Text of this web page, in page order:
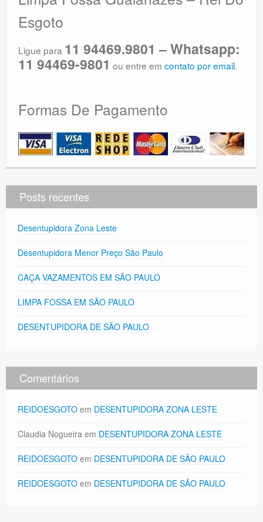
Esgoto
Ligue para 11 94469.9801 – Whatsapp:
11 94469-9801 ou entre em contato por email.
Formas De Pagamento
Posts recentes
Desentupidora Zona Leste
Desentupidora Menor Preço São Paulo
CAÇA VAZAMENTOS EM SÃO PAULO
LIMPA FOSSA EM SÃO PAULO
DESENTUPIDORA DE SÃO PAULO
Comentários
REIDOESGOTO em DESENTUPIDORA ZONA LESTE
Claudia Nogueira em DESENTUPIDORA ZONA LESTE
REIDOESGOTO em DESENTUPIDORA DE SÃO PAULO
REIDOESGOTO em DESENTUPIDORA DE SÃO PAULO